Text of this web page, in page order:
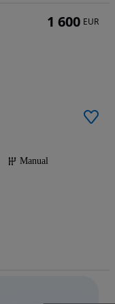
Manual
1 600 EUR